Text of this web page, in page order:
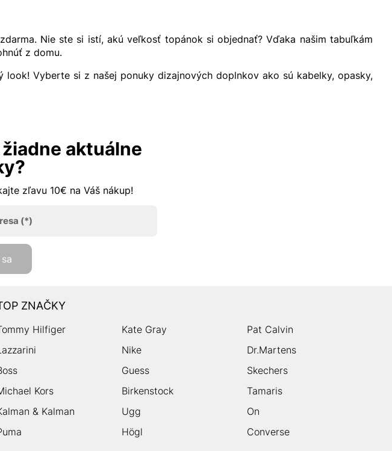
Nie ste si istí, akú veľkosť topánok si objednať? Vďaka našim tabuľkám
z domu.
Vyberte si z našej ponuky dizajnových doplnkov ako sú kabelky, opasky,
aktuálne
zľavu 10€ na Váš nákup!
(*)
ZNAČKY
Hilfiger Kate Gray
Pat Calvin
Nike
Dr.Martens
Guess
Skechers
Kors
Birkenstock
Tamaris
& Kalman
Ugg
On
Högl Converse